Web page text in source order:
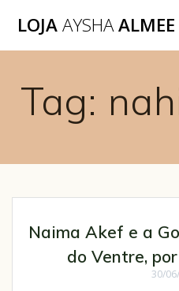
LOJAAYSHAALMEE
Tag:
Naima Akef e a
do Ventre,
30/